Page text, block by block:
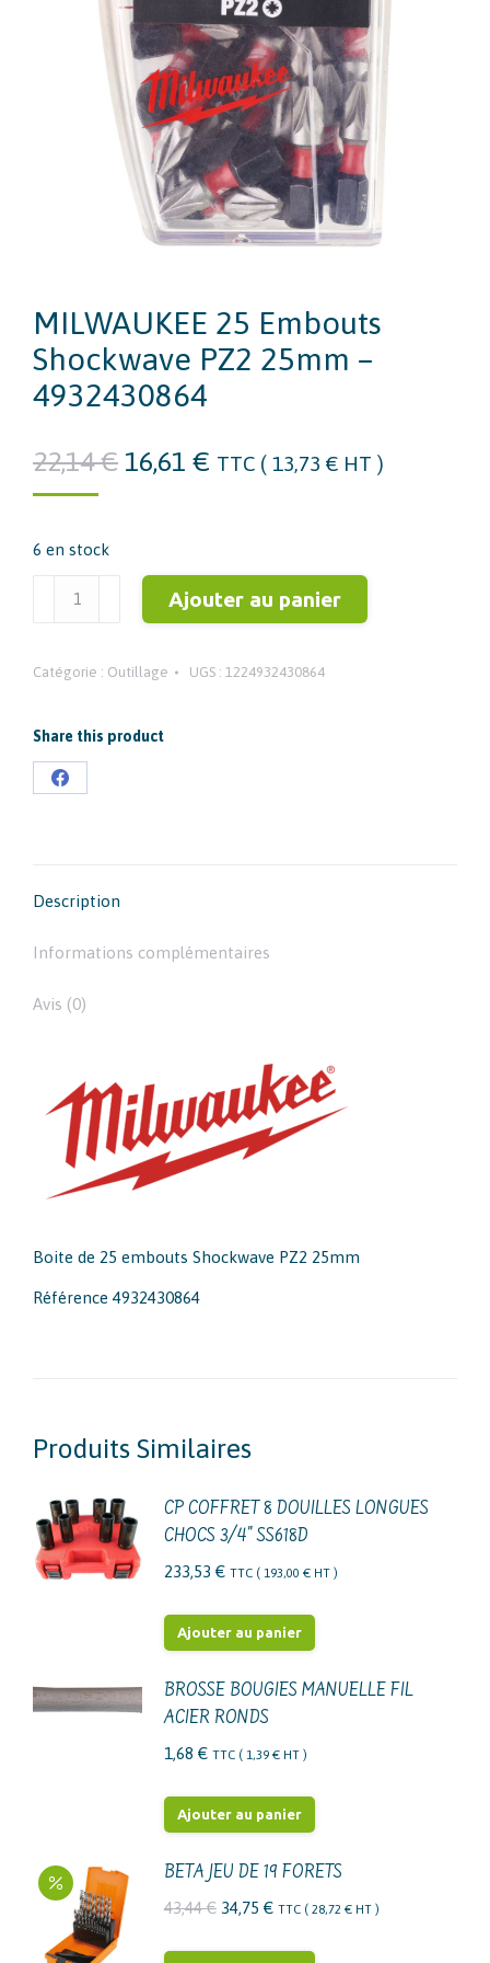
MILWAUKEE 25 Embouts
Shockwave PZ2 25mm –
4932430864
22,14€ Le
22,14 €.
16,61 € Le
16,61 €.
TTC ( 13,73 € HT )
6 en stock
quantité
25
Shockwave
PZ2
25mm
Ajouter au panier
Catégorie : Outillage UGS : 1224932430864
Share this product
Partager
Description
Informations complémentaires
Avis (0)
Boite de 25 embouts Shockwave PZ2 25mm
Référence 4932430864
Produits Similaires
CP COFFRET 8 DOUILLES LONGUES
CHOCS 3/4" SS618D
233,53 € TTC ( 193,00 € HT )
Ajouter au panier
BROSSE BOUGIES MANUELLE FIL
ACIER RONDS
1,68 € TTC ( 1,39 € HT )
Ajouter au panier
BETA JEU DE 19 FORETS
43,44€ Le
34,75 €Le
TTC ( 28,72 € HT )